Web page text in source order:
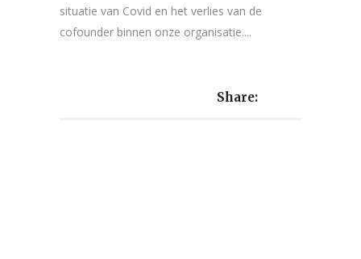
situatie van Covid en het verlies van de
cofounder binnen onze organisatie....
Share: